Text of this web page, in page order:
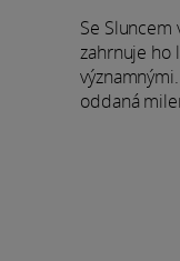
Se Sluncem
zahrnuje ho
oddaná